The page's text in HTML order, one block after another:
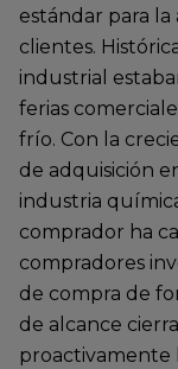
estándar para
clientes.
industrial
ferias
frío. Con la
de adquisición
industria
comprador ha
compradores
de compra de
de alcance
proactivamente